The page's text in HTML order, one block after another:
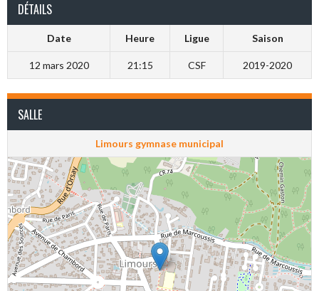
DÉTAILS
Date Heure Ligue Saison
12 mars 2020 21:15 CSF 2019-2020
SALLE
Limours gymnase municipal